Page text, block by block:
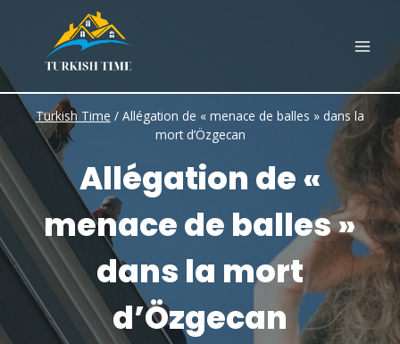
content
Turkish Time / Allégation de « menace de balles » dans la
mort d’Özgecan
Allégation de «
menace de balles »
dans la mort
d’Özgecan